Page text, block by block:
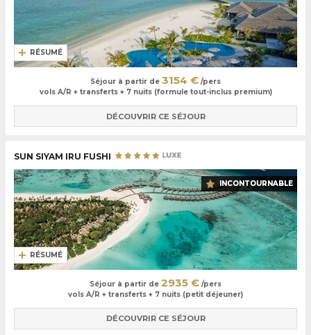
RÉSUMÉ
Séjour à partir de 3154 € /pers
vols A/R + transferts + 7 nuits (formule tout-inclus premium)
DÉCOUVRIR CE SÉJOUR
SUN SIYAM IRU FUSHI
INCONTOURNABLE
RÉSUMÉ
Séjour à partir de 2935 € /pers
vols A/R + transferts + 7 nuits (petit déjeuner)
DÉCOUVRIR CE SÉJOUR